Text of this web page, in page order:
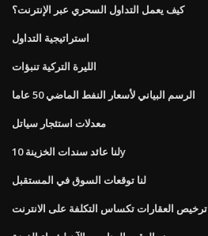
كيف يعمل التداول السحري عبر الإنترنت؟
استراتيجية التداول
الليرة التركية تنبؤات
الرسم البياني لأسعار النفط الماضي 50 عاما
معدلات استئجار سياتل
لنا عائد سندات الخزينة 10y
لنا توقعات السوق في المستقبل
ترخيص العقارات تكساس التكلفة على الانترنت